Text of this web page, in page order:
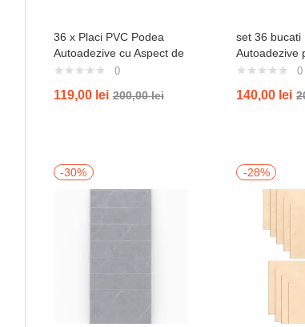
36 x Placi PVC Podea
Autoadezive cu Aspect de
Lemn Roșcat
0
119,00 lei 200,00lei
set 36 bucati
Autoadezive
pardoseala
LVT68009
0
140,00 lei
-30% -28%